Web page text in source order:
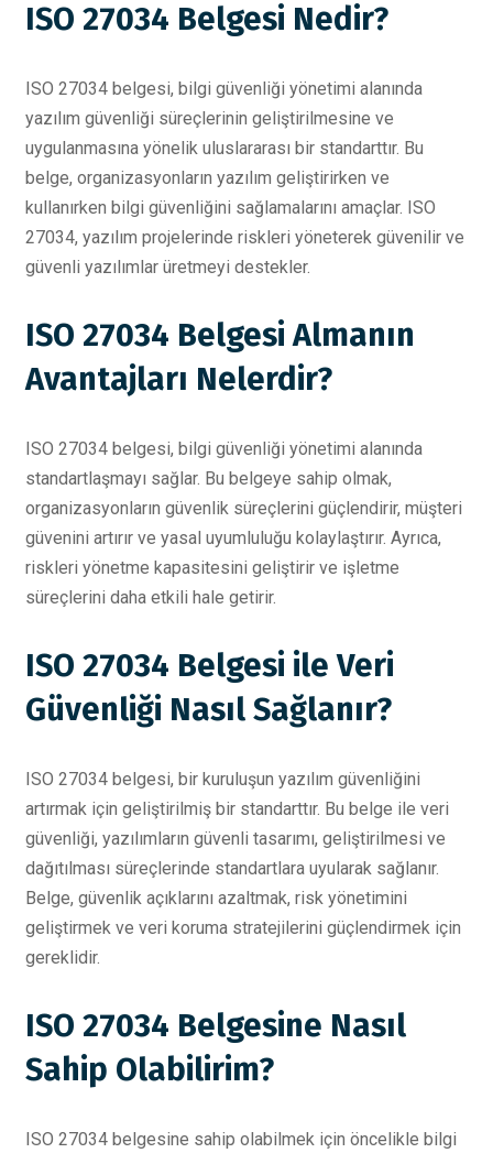
ISO 27034 Belgesi Nedir?
ISO 27034 belgesi, bilgi güvenliği yönetimi alanında
yazılım güvenliği süreçlerinin geliştirilmesine ve
uygulanmasına yönelik uluslararası bir standarttır. Bu
belge, organizasyonların yazılım geliştirirken ve
kullanırken bilgi güvenliğini sağlamalarını amaçlar. ISO
27034, yazılım projelerinde riskleri yöneterek güvenilir ve
güvenli yazılımlar üretmeyi destekler.
ISO 27034 Belgesi Almanın
Avantajları Nelerdir?
ISO 27034 belgesi, bilgi güvenliği yönetimi alanında
standartlaşmayı sağlar. Bu belgeye sahip olmak,
organizasyonların güvenlik süreçlerini güçlendirir, müşteri
güvenini artırır ve yasal uyumluluğu kolaylaştırır. Ayrıca,
riskleri yönetme kapasitesini geliştirir ve işletme
süreçlerini daha etkili hale getirir.
ISO 27034 Belgesi ile Veri
Güvenliği Nasıl Sağlanır?
ISO 27034 belgesi, bir kuruluşun yazılım güvenliğini
artırmak için geliştirilmiş bir standarttır. Bu belge ile veri
güvenliği, yazılımların güvenli tasarımı, geliştirilmesi ve
dağıtılması süreçlerinde standartlara uyularak sağlanır.
Belge, güvenlik açıklarını azaltmak, risk yönetimini
geliştirmek ve veri koruma stratejilerini güçlendirmek için
gereklidir.
ISO 27034 Belgesine Nasıl
Sahip Olabilirim?
ISO 27034 belgesine sahip olabilmek için öncelikle bilgi